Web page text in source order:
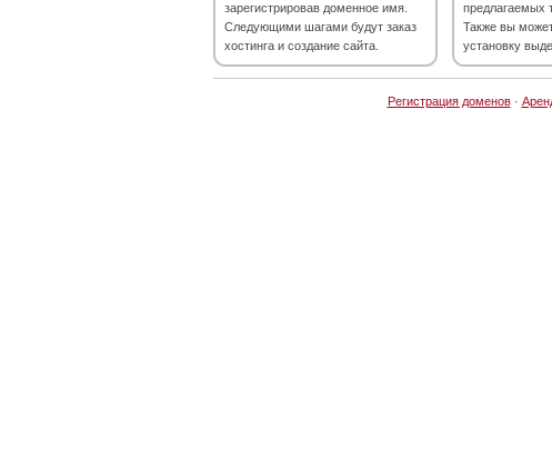
зарегистрировав доменное имя.
Следующими шагами будут заказ
хостинга и создание сайта.
предлагаемых
Также вы
установку
Регистрация доменов·